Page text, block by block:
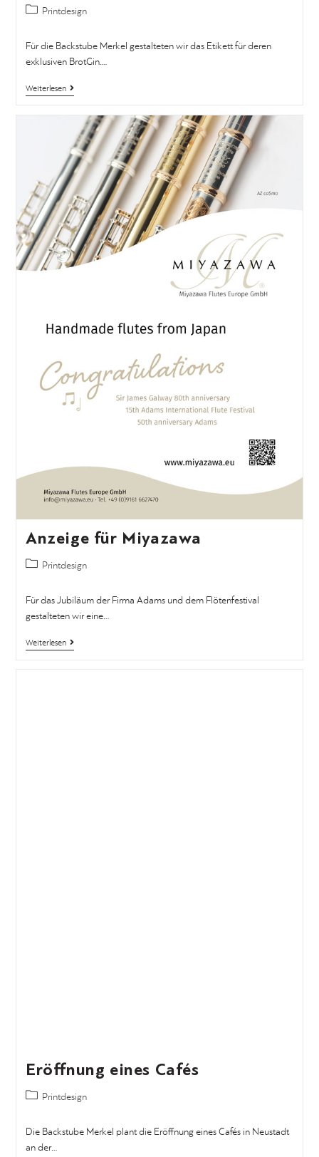
Printdesign
Für die Backstube Merkel gestalteten wir das Etikett für deren
exklusiven BrotGin.…
Weiterlesen
Anzeige für Miyazawa
Printdesign
Für das Jubiläum der Firma Adams und dem Flötenfestival
gestalteten wir eine…
Weiterlesen
Eröffnung eines Cafés
Printdesign
Die Backstube Merkel plant die Eröffnung eines Cafés in Neustadt
an der…